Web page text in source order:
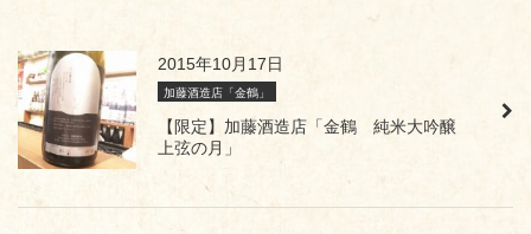
2015年10月17日
加藤酒造店「金鶴」
【限定】加藤酒造店「金鶴 純米大吟醸
上弦の月」